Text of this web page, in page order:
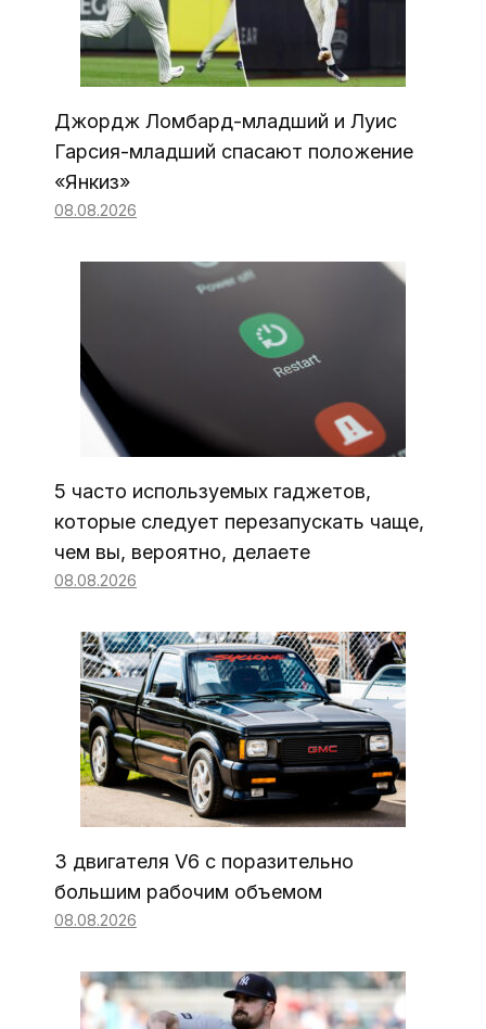
Джордж Ломбард-младший и Луис
Гарсия-младший спасают положение
«Янкиз»
08.08.2026
5 часто используемых гаджетов,
которые следует перезапускать чаще,
чем вы, вероятно, делаете
08.08.2026
3 двигателя V6 с поразительно
большим рабочим объемом
08.08.2026